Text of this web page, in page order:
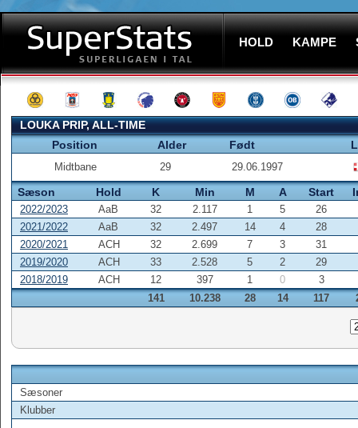
HOLD KAMPE
LOUKA PRIP, ALL-TIME
Position
Alder Født
Midtbane 29 29.06.1997
Sæson Hold K Min M A Start
2022/2023 AaB 32 2.117 1 5
26
2021/2022
AaB 32 2.497 14 4
28
2020/2021
ACH 32 2.699 7 3
31
2019/2020
ACH 33 2.528 5 2
29
2018/2019
ACH 12 397 1 0
3
141
10.238 28 14 117
Sæsoner
Klubber